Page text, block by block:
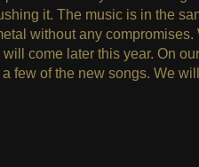
it. The music is in the
without any compromises.
come later this year. On
few of the new songs. We